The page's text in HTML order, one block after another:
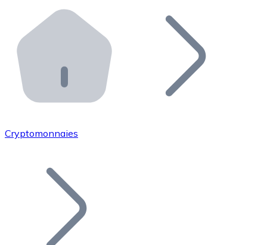
Distributeurs automatiques Bitnovo
Intégrez un ATM Bitnovo dans votre entreprise et
API Bitnovo
Intégrez notre API dans votre écosystème.
Rejoignez notre réseau de distributeurs et
Ajoutez le token de votre projet à notre service
Cryptomonnaies